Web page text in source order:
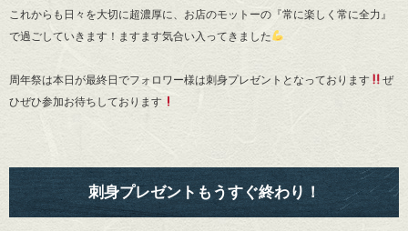
これからも日々を大切に超濃厚に、お店のモットーの『常に楽しく常に全力』
で過ごしていきます！ますます気合い入ってきました
周年祭は本日が最終日でフォロワー様は刺身プレゼントとなっております
ぜ
ひぜひ参加お待ちしております
刺身プレゼントもうすぐ終わり！